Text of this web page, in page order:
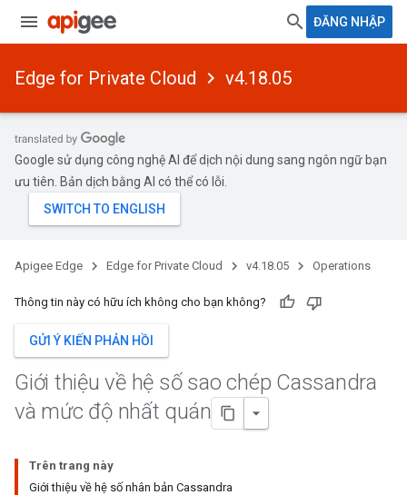
ĐĂNG NHẬP
Edge for Private Cloud v4.18.05
Google sử dụng công nghệ AI để dịch nội dung sang ngôn ngữ bạn
ưu tiên. Bản dịch bằng AI có thể có lỗi.
Apigee Edge Edge for Private Cloud v4.18.05 Operations
Thông tin này có hữu ích không cho bạn không?
GỬI Ý KIẾN PHẢN HỒI
Giới thiệu về hệ số sao chép Cassandra
và mức độ nhất quán
Trên trang này
Giới thiệu về hệ số nhân bản Cassandra